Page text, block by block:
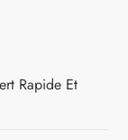
Rapide Et